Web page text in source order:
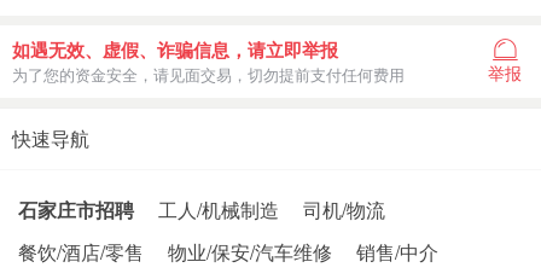
如遇无效、虚假、诈骗信息，请立即举报
为了您的资金安全，请见面交易，切勿提前支付任何费用 举报
快速导航
石家庄市招聘 工人/机械制造
司机/物流
餐饮/酒店/零售
物业/保安/汽车维修
销售/中介